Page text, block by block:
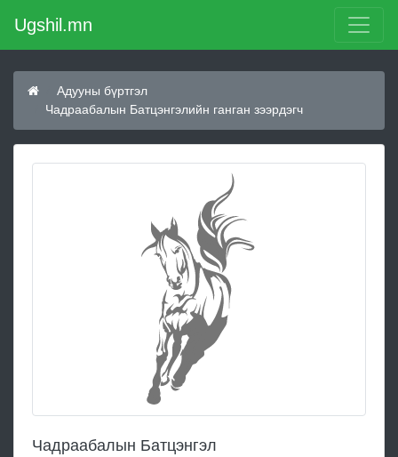
Ugshil.mn
Адууны бүртгэл
Чадраабалын Батцэнгэлийн ганган зээрдэгч
Чадраабалын Батцэнгэл